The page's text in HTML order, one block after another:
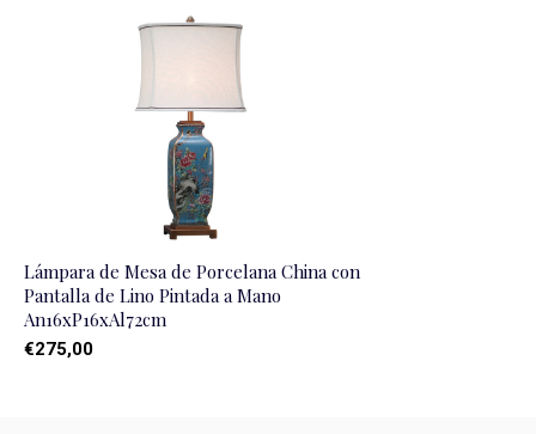
Lámpara de Mesa de Porcelana China con
Pantalla de Lino Pintada a Mano
An16xP16xAl72cm
€275,00